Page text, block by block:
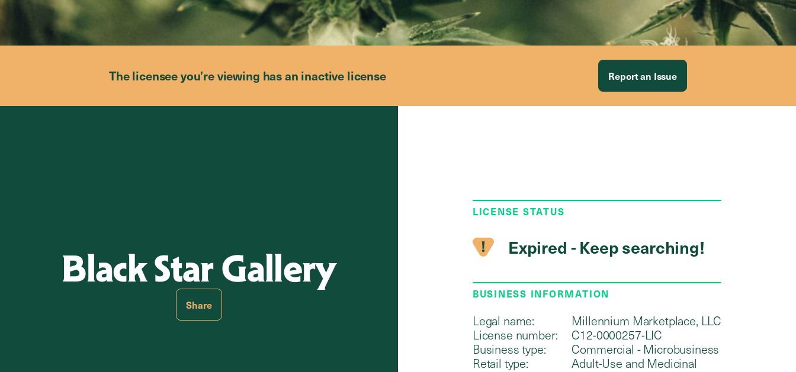
The licensee you’re viewing has an inactive license Report an Issue
Black Star Gallery
Share
LICENSE STATUS
Expired - Keep searching!
BUSINESS INFORMATION
Legal name:
Millennium Marketplace, LLC
License number:
C12-0000257-LIC
Business type:
Commercial - Microbusiness
Retail type:
Adult-Use and Medicinal